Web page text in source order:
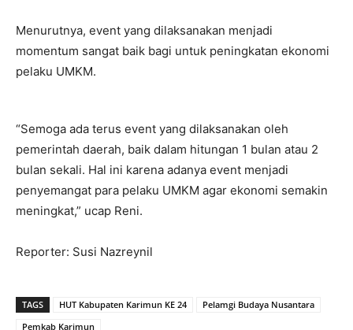
Menurutnya, event yang dilaksanakan menjadi
momentum sangat baik bagi untuk peningkatan ekonomi
pelaku UMKM.
“Semoga ada terus event yang dilaksanakan oleh
pemerintah daerah, baik dalam hitungan 1 bulan atau 2
bulan sekali. Hal ini karena adanya event menjadi
penyemangat para pelaku UMKM agar ekonomi semakin
meningkat,” ucap Reni.
Reporter: Susi Nazreynil
TAGS HUT Kabupaten Karimun KE 24
Pelamgi Budaya Nusantara
Pemkab Karimun